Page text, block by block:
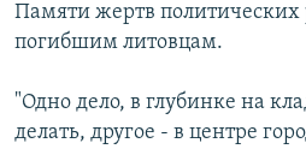
Памяти жертв
погибшим литовцам.
"Одно дело, в глубинке на
делать, другое - в центре